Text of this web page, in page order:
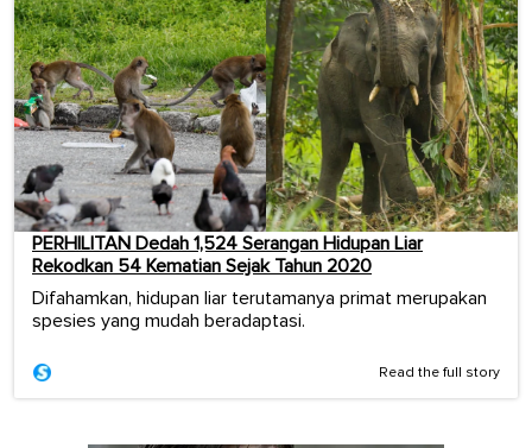
PERHILITAN Dedah 1,524 Serangan Hidupan Liar
Rekodkan 54 Kematian Sejak Tahun 2020
Difahamkan, hidupan liar terutamanya primat merupakan
spesies yang mudah beradaptasi.
Read the full story